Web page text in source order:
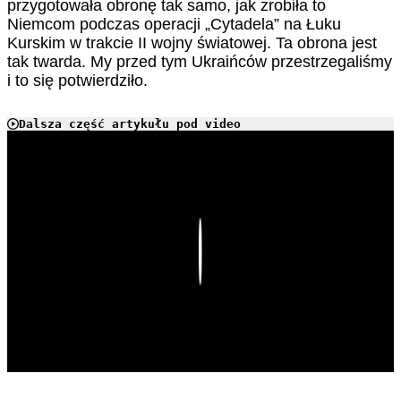
przygotowała obronę tak samo, jak zrobiła to
Niemcom podczas operacji „Cytadela” na Łuku
Kurskim w trakcie II wojny światowej. Ta obrona jest
tak twarda. My przed tym Ukraińców przestrzegaliśmy
i to się potwierdziło.
Dalsza część artykułu pod video